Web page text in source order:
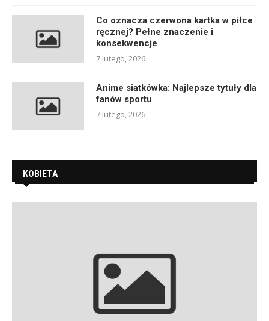
Co oznacza czerwona kartka w piłce
ręcznej? Pełne znaczenie i
konsekwencje
7 lutego, 2026
Anime siatkówka: Najlepsze tytuły dla
fanów sportu
7 lutego, 2026
KOBIETA